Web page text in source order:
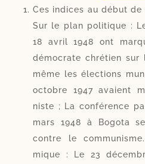
Ces indices au début
Sur le plan poli­tique :
18 avril 1948 ont
démo­crate chré­tien
même les élec­tions
octobre 1947 avaient
niste ; La confé­rence
mars 1948 à Bogota
contre le
mique : Le 23